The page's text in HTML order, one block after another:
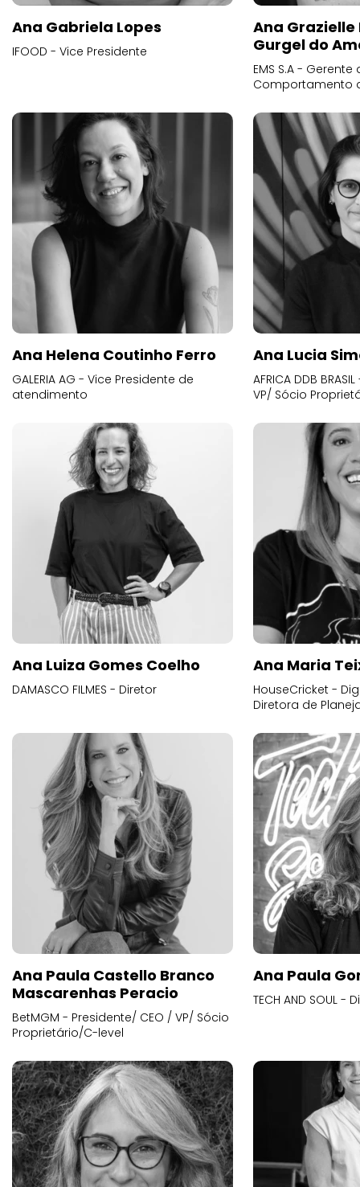
Ana Gabriela Lopes
IFOOD - Vice Presidente
Ana
Gurgel do
EMS S.A -
Comportamento
Ana Helena Coutinho Ferro
GALERIA AG - Vice Presidente de
atendimento
Ana Lucia
AFRICA DDB
VP/ Sócio
Ana Luiza Gomes Coelho
DAMASCO FILMES - Diretor
Ana Maria
HouseCricket -
Diretora de
Ana Paula Castello Branco
Mascarenhas Peracio
BetMGM - Presidente/ CEO / VP/ Sócio
Proprietário/C-level
Ana Paula
TECH AND SOUL